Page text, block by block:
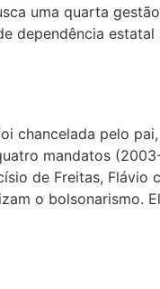
uma quarta
dependência
chancelada pelo
mandatos
de Freitas,
o bolsonarismo.